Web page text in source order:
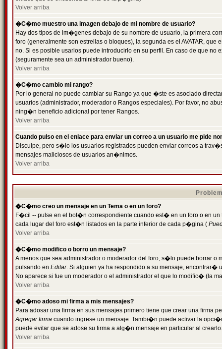
Volver arriba
�C�mo muestro una imagen debajo de mi nombre de usuario?
Hay dos tipos de im�genes debajo de su nombre de usuario, la primera
foro (generalmente son estrellas o bloques), la segunda es el AVATAR,
no. Si es posible usarlos puede introducirlo en su perfil. En caso de que
(seguramente sea un administrador bueno).
Volver arriba
�C�mo cambio mi rango?
Por lo general no puede cambiar su Rango ya que �ste es asociado
usuarios (administrador, moderador o Rangos especiales). Por favor, no
ning�n beneficio adicional por tener Rangos.
Volver arriba
Cuando pulso en el enlace para enviar un correo a un usuario me pide
Disculpe, pero s�lo los usuarios registrados pueden enviar correos a
mensajes maliciosos de usuarios an�nimos.
Volver arriba
�C�mo creo un mensaje en un Tema o en un foro?
F�cil -- pulse en el bot�n correspondiente cuando est� en un foro o en
cada lugar del foro est�n listados en la parte inferior de cada p�gina (
Volver arriba
�C�mo modifico o borro un mensaje?
A menos que sea administrador o moderador del foro, s�lo puede borrar o
pulsando en Editar. Si alguien ya ha respondido a su mensaje, encontrar�
No aparece si fue un moderador o el administrador el que lo modific� (la
Volver arriba
�C�mo adoso mi firma a mis mensajes?
Para adosar una firma en sus mensajes primero tiene que crear una firma
Agregar firma cuando ingrese un mensaje. Tambi�n puede activar la
puede evitar que se adose su firma a alg�n mensaje en particular al crearlo.
Volver arriba